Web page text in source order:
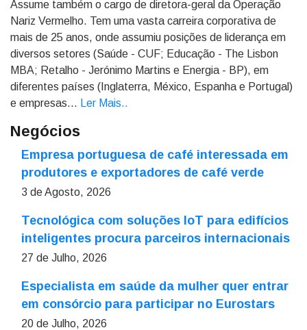
Assume também o cargo de diretora-geral da Operação
Nariz Vermelho. Tem uma vasta carreira corporativa de
mais de 25 anos, onde assumiu posições de liderança em
diversos setores (Saúde - CUF; Educação - The Lisbon
MBA; Retalho - Jerónimo Martins e Energia - BP), em
diferentes países (Inglaterra, México, Espanha e Portugal)
e empresas...
Ler Mais..
Negócios
Empresa portuguesa de café interessada em
produtores e exportadores de café verde
3 de Agosto, 2026
Tecnológica com soluções IoT para edifícios
inteligentes procura parceiros internacionais
27 de Julho, 2026
Especialista em saúde da mulher quer entrar
em consórcio para participar no Eurostars
20 de Julho, 2026